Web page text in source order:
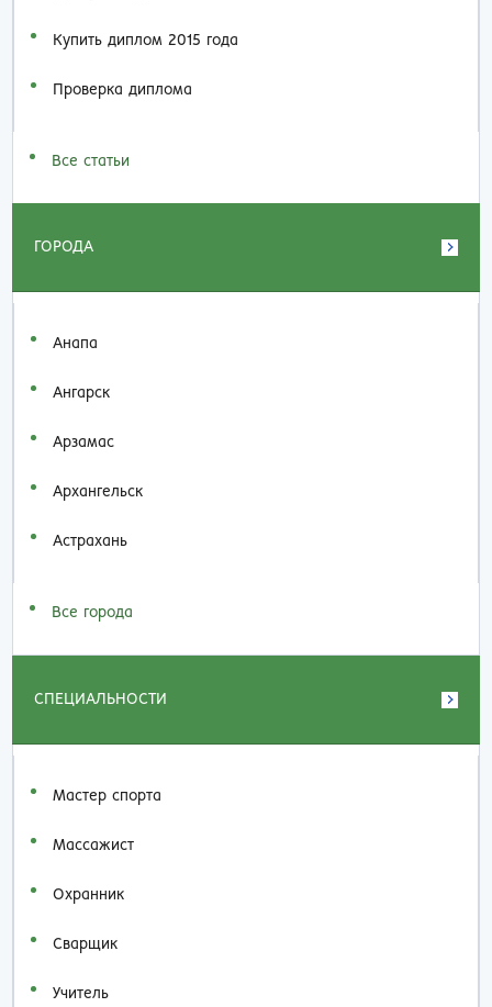
Купить диплом 2015 года
Проверка диплома
Все статьи
ГОРОДА
Анапа
Ангарск
Арзамас
Архангельск
Астрахань
Все города
СПЕЦИАЛЬНОСТИ
Мастер спорта
Массажист
Охранник
Сварщик
Учитель